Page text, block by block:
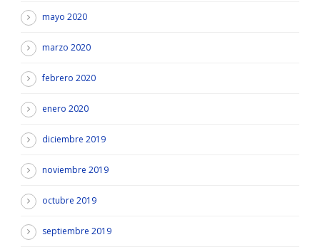
mayo 2020
marzo 2020
febrero 2020
enero 2020
diciembre 2019
noviembre 2019
octubre 2019
septiembre 2019